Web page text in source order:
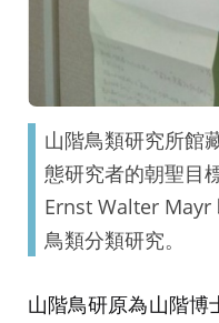
山階鳥類研究所館
態研究者的朝聖目
Ernst Walter Mayr
鳥類分類研究。
山階鳥研原為山階博